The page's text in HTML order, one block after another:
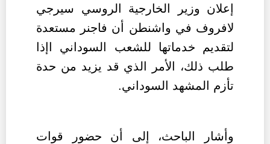
إعلان وزير الخارجية الروسي سيرجي
لافروف في واشنطن أن فاجنر مستعدة
لتقديم خدماتها للشعب السوداني اإذا
طلب ذلك، الأمر الذي قد يزيد من حدة
تأزم المشهد السوداني.
وأشار الباحث، إلى أن حضور قوات